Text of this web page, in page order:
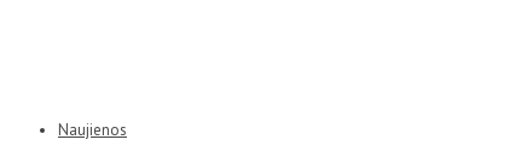
Naujienos